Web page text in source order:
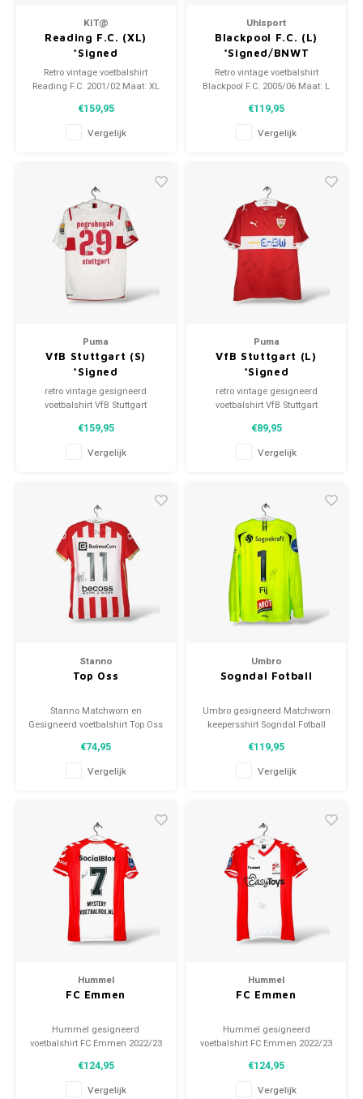
KIT@
Reading F.C. (XL)
*Signed
Retro vintage voetbalshirt
Reading F.C. 2001/02 Maat: XL
10/10 (nieuw)
€159,95
Vergelijk
Uhlsport
Blackpool F.C. (L)
*Signed/BNWT
Retro vintage voetbalshirt
Blackpool F.C. 2005/06 Maat: L
10/10 (BNWT)
€119,95
Vergelijk
Puma
VfB Stuttgart (S)
*Signed
retro vintage gesigneerd
voetbalshirt VfB Stuttgart
Algehele staat shirt: 10/10
(nieuw)
€159,95
Vergelijk
Puma
VfB Stuttgart (L)
*Signed
retro vintage gesigneerd
voetbalshirt VfB Stuttgart
Algehele staat shirt: 9.5/10
(nieuw)
€89,95
Vergelijk
Stanno
Top Oss
Stanno Matchworn en
Gesigneerd voetbalshirt Top Oss
Conditie: 9.5/10 (gebruikt)
€74,95
Vergelijk
Umbro
Sogndal Fotball
Umbro gesigneerd Matchworn
keepersshirt Sogndal Fotball
Conditie: 9.5/10 (gebruikt)
€119,95
Vergelijk
Hummel
FC Emmen
Hummel gesigneerd
voetbalshirt FC Emmen 2022/23
10/10 (BNWT)
€124,95
Vergelijk
Hummel
FC Emmen
Hummel gesigneerd
voetbalshirt FC Emmen 2022/23
10/10 (BNWT)
€124,95
Vergelijk